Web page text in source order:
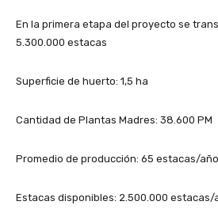
En la primera etapa del proyecto se
5.300.000 estacas
Superficie de huerto: 1,5 ha
Cantidad de Plantas Madres: 38.600 PM
Promedio de producción: 65 estacas/
Estacas disponibles: 2.500.000 estacas/